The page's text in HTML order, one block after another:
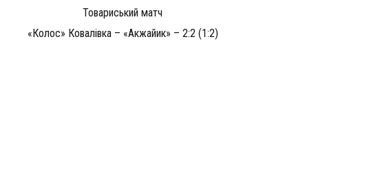
Товариський матч
«Колос» Ковалівка – «Акжайик» – 2:2 (1:2)